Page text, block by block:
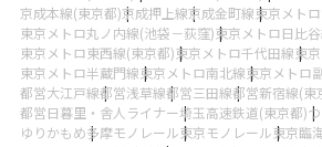
京成本線(東京都)京成押上線京成金町線東京メト
東京メトロ丸ノ内線(池袋－荻窪)東京メトロ日比
東京メトロ東西線(東京都)東京メトロ千代田線東
東京メトロ半蔵門線東京メトロ南北線東京メトロ
都営大江戸線都営浅草線都営三田線都営新宿線(東
都営日暮里・舎人ライナー埼玉高速鉄道(東京都)
ゆりかもめ多摩モノレール東京モノレール東京臨